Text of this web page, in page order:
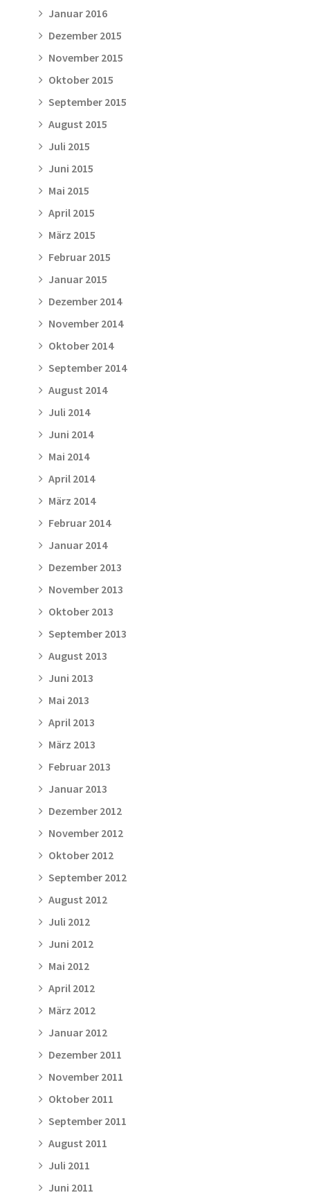
Januar 2016
Dezember 2015
November 2015
Oktober 2015
September 2015
August 2015
Juli 2015
Juni 2015
Mai 2015
April 2015
März 2015
Februar 2015
Januar 2015
Dezember 2014
November 2014
Oktober 2014
September 2014
August 2014
Juli 2014
Juni 2014
Mai 2014
April 2014
März 2014
Februar 2014
Januar 2014
Dezember 2013
November 2013
Oktober 2013
September 2013
August 2013
Juni 2013
Mai 2013
April 2013
März 2013
Februar 2013
Januar 2013
Dezember 2012
November 2012
Oktober 2012
September 2012
August 2012
Juli 2012
Juni 2012
Mai 2012
April 2012
März 2012
Januar 2012
Dezember 2011
November 2011
Oktober 2011
September 2011
August 2011
Juli 2011
Juni 2011